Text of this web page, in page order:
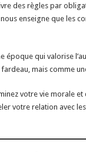
des règles par
enseigne que les
époque qui valorise
mais comme
votre vie morale et
votre relation avec